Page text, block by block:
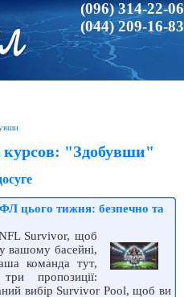
(096) 314-22-06
(044) 209-16-83
курсов: "Здобувши"
цього тижня: безпечно та
Survivor, щоб
вашому басейні,
команда тут,
пропозиції:
вибір Survivor Pool, щоб ви